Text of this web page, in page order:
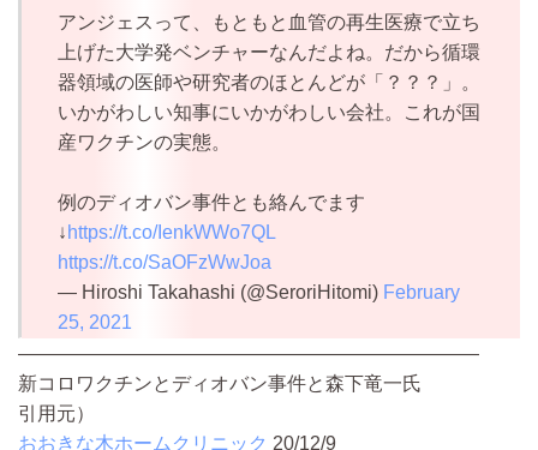
アンジェスって、もともと血管の再生医療で立ち
上げた大学発ベンチャーなんだよね。だから循環
器領域の医師や研究者のほとんどが「？？？」。
いかがわしい知事にいかがわしい会社。これが国
産ワクチンの実態。
例のディオバン事件とも絡んでます
↓ https://t.co/IenkWWo7QL
https://t.co/SaOFzWwJoa
— Hiroshi Takahashi (@SeroriHitomi) February
25, 2021
————————————————————————
新コロワクチンとディオバン事件と森下竜一氏
引用元）
おおきな木ホームクリニック 20/12/9